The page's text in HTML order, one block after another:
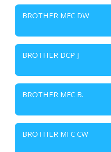
BROTHER MFC DW
BROTHER DCP J
BROTHER MFC B.
BROTHER MFC CW